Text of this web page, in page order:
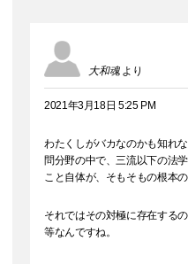
大和魂 より
2021年3月18日 5:25 PM
わたくしがバカなのかも知れ
問分野の中で、三流以下の法
こと自体が、そもそもの根本の
それではその対極に存在する
等なんですね。